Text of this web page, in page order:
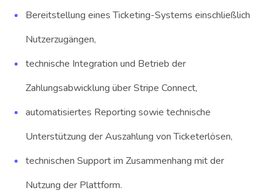
Bereitstellung eines Ticketing-Systems einschließlich
Nutzerzugängen,
technische Integration und Betrieb der
Zahlungsabwicklung über Stripe Connect,
automatisiertes Reporting sowie technische
Unterstützung der Auszahlung von Ticketerlösen,
technischen Support im Zusammenhang mit der
Nutzung der Plattform.